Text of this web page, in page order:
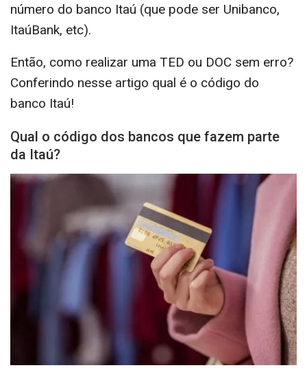
número do banco Itaú (que pode ser Unibanco,
ItaúBank, etc).
Então, como realizar uma TED ou DOC sem erro?
Conferindo nesse artigo qual é o código do
banco Itaú!
Qual o código dos bancos que fazem parte
da Itaú?